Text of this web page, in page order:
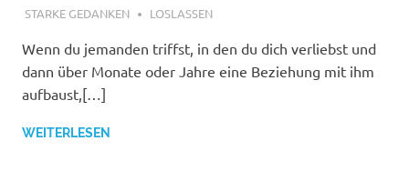
OKTOBER 30, 2020
STARKE GEDANKEN LOSLASSEN
Wenn du jemanden triffst, in den du dich verliebst und
dann über Monate oder Jahre eine Beziehung mit ihm
aufbaust,[…]
WEITERLESEN